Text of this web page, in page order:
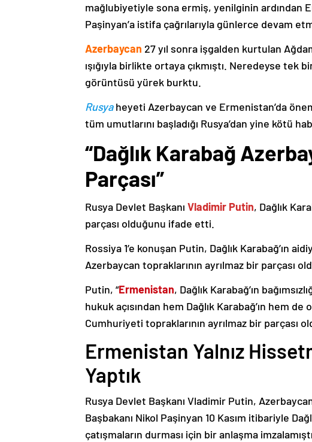
mağlubiyetiyle sona ermiş, yenilginin ardından
Paşinyan’a istifa çağrılarıyla günlerce devam
Azerbaycan 27 yıl sonra işgalden kurtulan
ışığıyla birlikte ortaya çıkmıştı. Neredeyse tek
görüntüsü yürek burktu.
Rusyaheyeti Azerbaycan ve Ermenistan’da
tüm umutlarını başladığı Rusya’dan yine kötü
“Dağlık Karabağ
Parçası”
Rusya Devlet Başkanı Vladimir Putin, Dağlık
parçası olduğunu ifade etti.
Rossiya 1’e konuşan Putin, Dağlık Karabağ’ın
Azerbaycan topraklarının ayrılmaz bir parçası
Putin, “Ermenistan, Dağlık Karabağ’ın
hukuk açısından hem Dağlık Karabağ’ın hem
Cumhuriyeti topraklarının ayrılmaz bir parçası
Ermenistan Yalnız
Yaptık
Rusya Devlet Başkanı Vladimir Putin,
Başbakanı Nikol Paşinyan 10 Kasım itibariyle
çatışmaların durması için bir anlaşma